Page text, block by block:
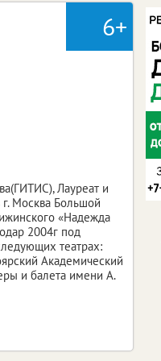
6+
Лауреат и
Москва Большой
«Надежда
2004г под
театрах:
Академический
и балета имени А.